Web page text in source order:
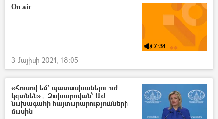
On air
7:34
3 մայիսի 2024, 18:05
«Հուսով եմ՝ պատասխանելու ուժ
կգտնեն»․ Զախարովան՝ ԱԺ
նախագահի հայտարարությունների
մասին